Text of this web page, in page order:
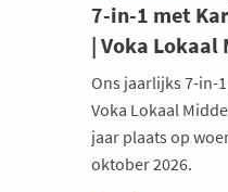
7-in-1 met
| Voka Lokaal
Ons jaarlijks 7-in-
Voka Lokaal
jaar plaats op
oktober 2026.